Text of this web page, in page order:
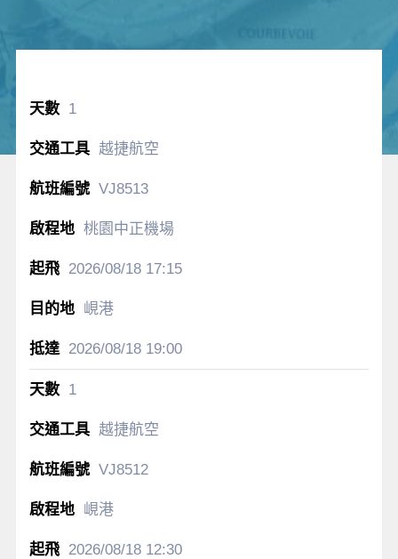
1
越捷航空
VJ8513
桃園中正機場
2026/08/1817:15
峴港
2026/08/1819:00
1
越捷航空
VJ8512
峴港
2026/08/1812:30